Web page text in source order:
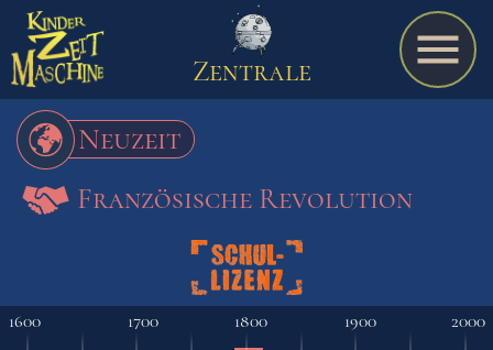
Spiel
A bis Z
Zentrale
Neuzeit
Französische Revolution
1600 1700 1800 1900 2000